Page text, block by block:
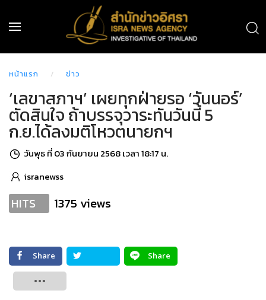
หน้าแรก ข่าว
‘เลขาสภาฯ’ เผยทุกฝ่ายรอ ‘วันนอร์’
ตัดสินใจ ถ้าบรรจุวาระทันวันนี้ 5
ก.ย.ได้ลงมติโหวตนายกฯ
วันพุธ ที่ 03 กันยายน 2568 เวลา 18:17 น.
isranewss
HITS 1375 views
Share
Share